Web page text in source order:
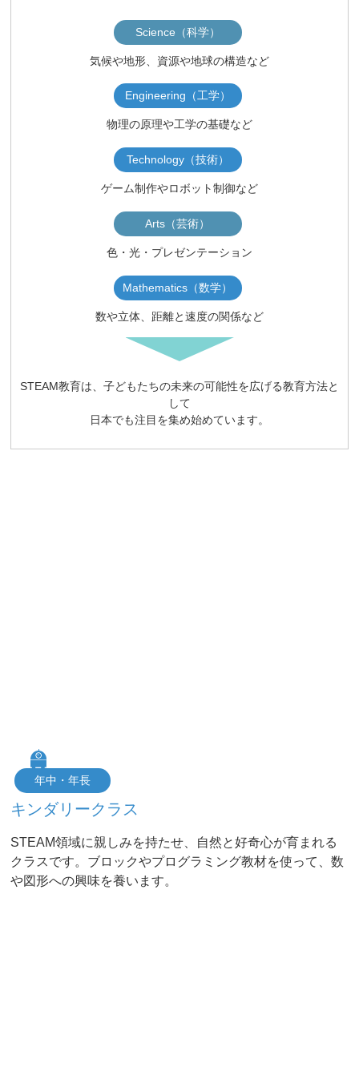
Science（科学）
気候や地形、資源や地球の構造など
Engineering（工学）
物理の原理や工学の基礎など
Technology（技術）
ゲーム制作やロボット制御など
Arts（芸術）
色・光・プレゼンテーション
Mathematics（数学）
数や立体、距離と速度の関係など
STEAM教育は、子どもたちの未来の可能性を広げる教育方法と
して
日本でも注目を集め始めています。
年中・年長
キンダリークラス
STEAM領域に親しみを持たせ、自然と好奇心が育まれる
クラスです。ブロックやプログラミング教材を使って、数
や図形への興味を養います。